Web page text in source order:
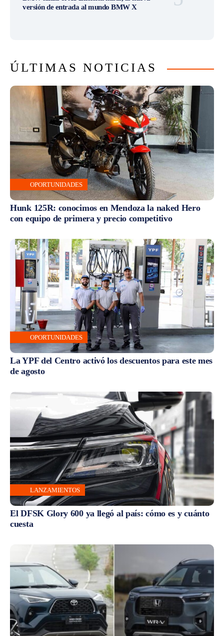
versión de entrada al mundo BMW X
ÚLTIMAS NOTICIAS
OPORTUNIDADES
Hunk 125R: conocimos en Mendoza la naked Hero
con equipo de primera y precio competitivo
OPORTUNIDADES
La YPF del Centro activó los descuentos para este mes
de agosto
LANZAMIENTOS
El DFSK Glory 600 ya llegó al país: cómo es y cuánto
cuesta